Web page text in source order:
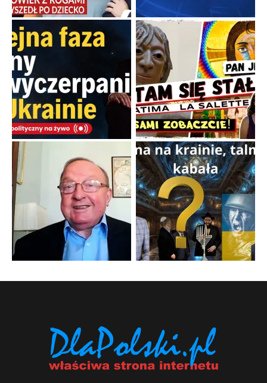
Familijny spór o biskupie sakry
Rodzinna polemika wokół sakr w Écône....
Popularne